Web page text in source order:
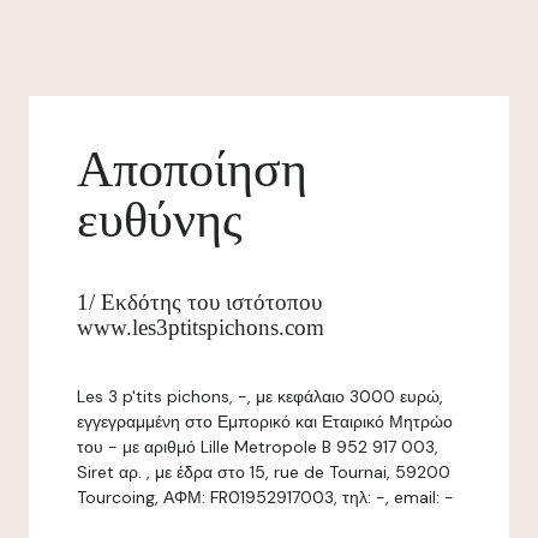
Αποποίηση
ευθύνης
1/ Εκδότης του ιστότοπου
www.les3ptitspichons.com
Les 3 p'tits pichons, -, με κεφάλαιο 3000 ευρώ,
εγγεγραμμένη στο Εμπορικό και Εταιρικό Μητρώο
του - με αριθμό Lille Metropole B 952 917 003,
Siret αρ. , με έδρα στο 15, rue de Tournai, 59200
Tourcoing, ΑΦΜ: FR01952917003, τηλ: -, email: -